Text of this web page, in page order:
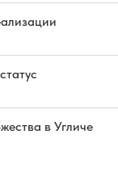
в Угличе